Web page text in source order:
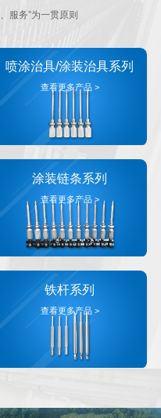
服务”为一贯原则
喷涂治具/涂装治具系列
查看更多产品 >
涂装链条系列
查看更多产品 >
铁杆系列
查看更多产品 >